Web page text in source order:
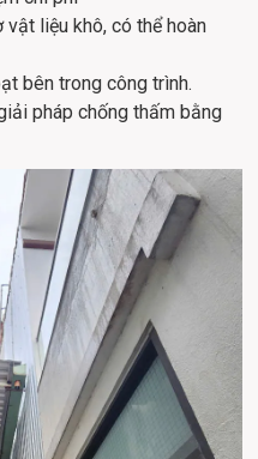
liệu khô, có thể hoàn
bên trong công trình.
pháp chống thấm bằng